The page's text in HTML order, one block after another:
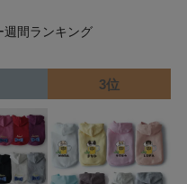
週間ランキング
3位